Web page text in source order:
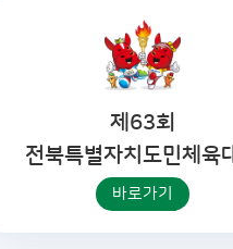
제63회
전북특별자치도민체육
바로가기